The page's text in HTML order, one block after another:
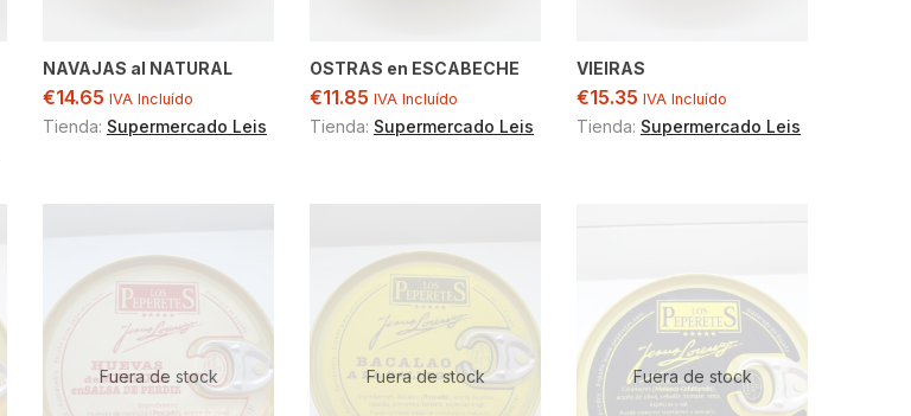
NAVAJAS al NATURAL
€14.65 IVA Incluído
Tienda: Supermercado Leis
OSTRAS en ESCABECHE
€11.85 IVA Incluído
Tienda: Supermercado Leis
VIEIRAS
€15.35 IVA Incluído
Tienda: Supermercado Leis
Fuera de stock Fuera de stock Fuera de stock